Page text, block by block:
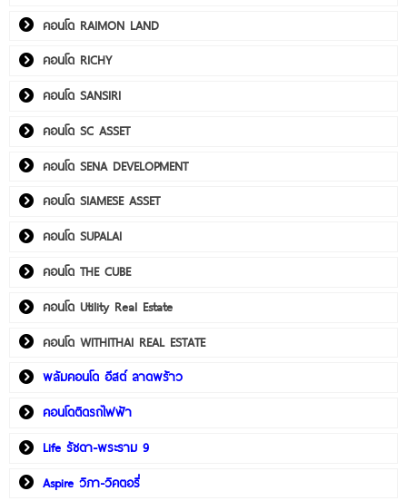
คอนโด RAIMON LAND
คอนโด RICHY
คอนโด SANSIRI
คอนโด SC ASSET
คอนโด SENA DEVELOPMENT
คอนโด SIAMESE ASSET
คอนโด SUPALAI
คอนโด THE CUBE
คอนโด Utility Real Estate
คอนโด WITHITHAI REAL ESTATE
พลัมคอนโด อีสต์ ลาดพร้าว
คอนโดติดรถไฟฟ้า
Life รัชดา-พระราม 9
Aspire วิภา-วิคตอรี่